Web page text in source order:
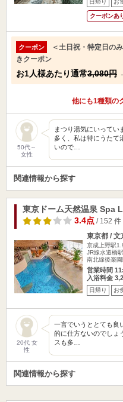
日帰り お
クーポンあ
クーポン
＜土日祝・特定日の
きクーポン
お1人様あたり通常3,080円
他にも1種類の
50代～
女性
まつり湯気にいってい
多く、私は特にうたて
いので…
関連情報から探す
東京ドーム天然温泉 Spa
3.4点/ 152 件
東京都 / 文
京成上野駅
JR線水道橋
南北線後楽園
営業時間
入浴料金
日帰り お
20代 女
性
一言でいうととても良
的に仕方ないのでしょ
スも多…
関連情報から探す